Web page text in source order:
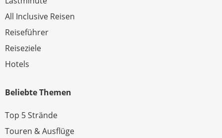
All Inclusive Reisen
Reiseführer
Reiseziele
Hotels
Beliebte Themen
Top 5 Strände
Touren & Ausflüge